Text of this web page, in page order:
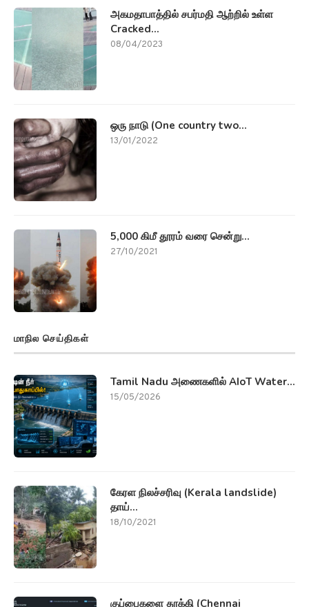
அகமதாபாத்தில் சபர்மதி ஆற்றில் உள்ள
Cracked...
08/04/2023
ஒரு நாடு (One country two...
13/01/2022
5,000 கிமீ தூரம் வரை சென்று...
27/10/2021
மாநில செய்திகள்
Tamil Nadu அணைகளில் AIoT Water...
15/05/2026
கேரள நிலச்சரிவு (Kerala landslide)
தாய்...
18/10/2021
குப்பைகளை தூக்கி (Chennai